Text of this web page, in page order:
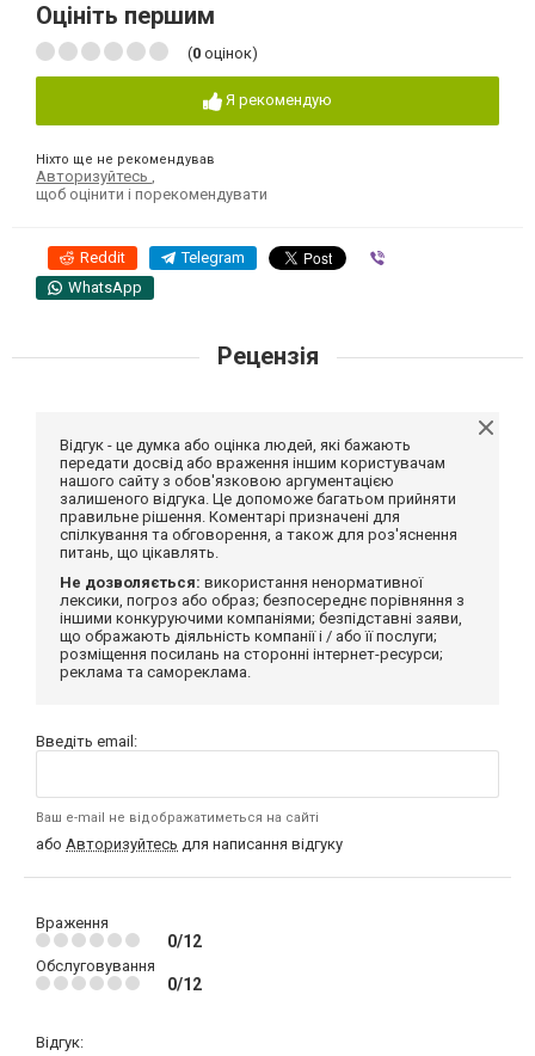
Оцініть першим
(0 оцінок)
Я рекомендую
Ніхто ще не рекомендував
Авторизуйтесь
щоб оцінити і порекомендувати
Reddit Telegram
WhatsApp
Рецензія
Відгук - це думка або оцінка людей, які бажають
передати досвід або враження іншим користувачам
нашого сайту з обов'язковою аргументацією
залишеного відгука. Це допоможе багатьом прийняти
правильне рішення. Коментарі призначені для
спілкування та обговорення, а також для роз'яснення
питань, що цікавлять.
Не дозволяється: використання ненормативної
лексики, погроз або образ; безпосереднє порівняння з
іншими конкуруючими компаніями; безпідставні заяви,
що ображають діяльність компанії і / або її послуги;
розміщення посилань на сторонні інтернет-ресурси;
реклама та самореклама.
Введіть email:
Ваш e-mail не відображатиметься на сайті
або Авторизуйтесь для написання відгуку
Враження
0/12
Обслуговування
0/12
Відгук: